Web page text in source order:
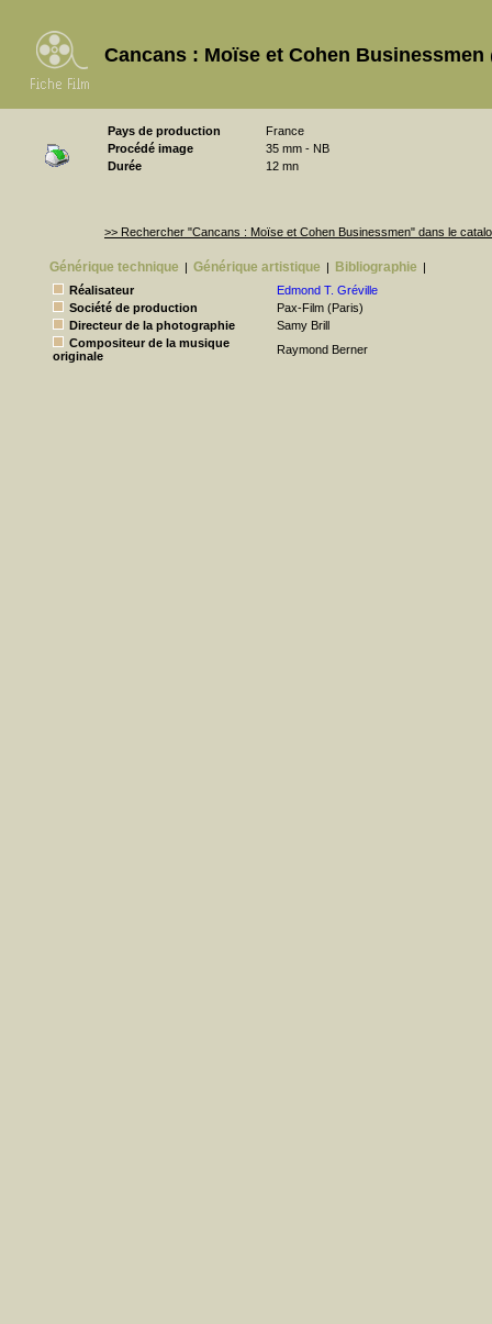
Cancans : Moïse et Cohen Businessmen
Pays de production
France
Procédé image
35 mm - NB
Durée
12 mn
>> Rechercher "Cancans : Moïse et Cohen Businessmen" dans le
Générique technique | Générique artistique | Bibliographie |
Réalisateur
Edmond T. Gréville
Société de production
Pax-Film (Paris)
Directeur de la photographie
Samy Brill
Compositeur de la musique
originale
Raymond Berner